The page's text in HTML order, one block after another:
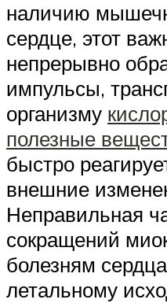
наличию
сердце, этот
непрерывно
импульсы,
организму
полезные
быстро
внешние
Неправильная
сокращений
болезням
летальному